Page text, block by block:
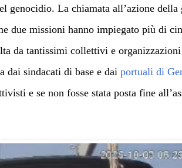
genocidio. La chiamata all’azione
due missioni hanno impiegato più di
da tantissimi collettivi e
dai sindacati di base e dai portuali di
e se non fosse stata posta fine